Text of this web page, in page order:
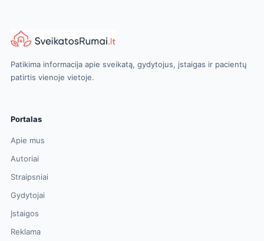
Patikima informacija apie sveikatą, gydytojus, įstaigas ir pacientų
patirtis vienoje vietoje.
Portalas
Apie mus
Autoriai
Straipsniai
Gydytojai
Įstaigos
Reklama